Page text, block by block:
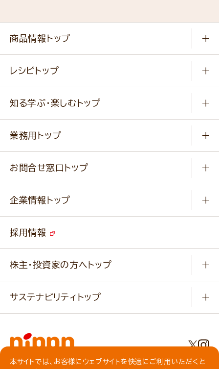
商品情報トップ
健康食品・他
新商品・リニューアル商品
通販サイト一覧
レシピトップ
作り方動画
みなさまのレシピはこちら
知る学ぶ・楽しむトップ
ふっくらパンをつくりましょう
キャンペーン
業務用トップ
ニップンの アマニ 業務用サイト
ベジカフェブランドサイト
お問合せ窓口トップ
改善事例
業務用商品のお問合せ
企業情報トップ
事業紹介
経営理念・経営方針・行動規範・行動指針
ニップンの歴史
事業場・工場一覧
採用情報
株主・投資家の方へトップ
IR情報
IRライブラリ
サステナビリティトップ
基本方針
本サイトでは、お客様にウェブサイトを快適にご利用いただくと